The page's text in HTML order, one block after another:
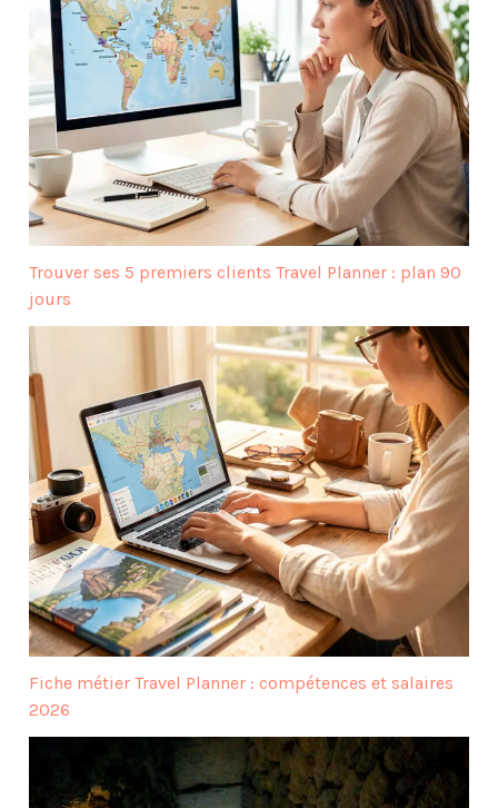
Trouver ses 5 premiers clients Travel Planner : plan 90
jours
Fiche métier Travel Planner : compétences et salaires
2026